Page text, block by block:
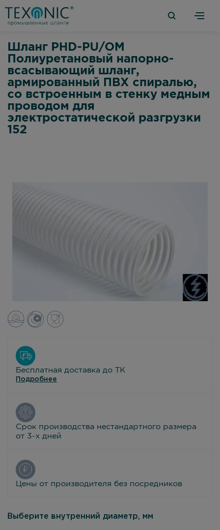
Шланг PHD-PU/OM
Полиуретановый напорно-
всасывающий шланг,
армированный ПВХ спиралью,
со встроенным в стенку медным
проводом для
электростатической разгрузки
152
Бесплатная доставка до ТК
Подробнее
Срок производства нестандартного размера
от 3-х дней
Цены от производителя без посредников
Выберите внутренний диаметр, мм